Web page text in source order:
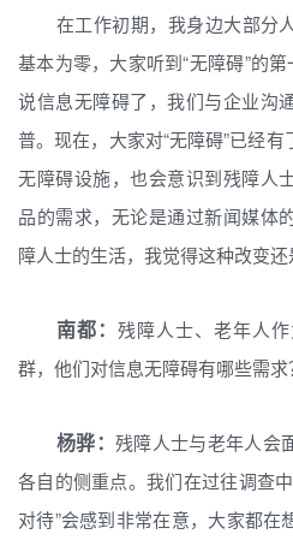
在工作初期，我身边大部分
基本为零，大家听到“无障碍”的
说信息无障碍了，我们与企业沟
普。现在，大家对“无障碍”已经
无障碍设施，也会意识到残障人
品的需求，无论是通过新闻媒体
障人士的生活，我觉得这种改变还
南都： 残障人士、老年人
群，他们对信息无障碍有哪些需求
杨骅： 残障人士与老年人会
各自的侧重点。我们在过往调查
对待”会感到非常在意，大家都在